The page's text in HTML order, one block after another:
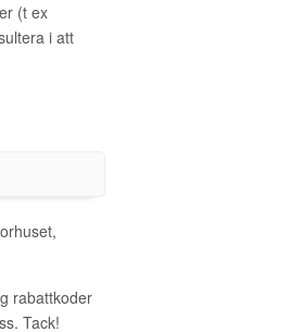
(t ex
i att
rabattkoder
Tack!